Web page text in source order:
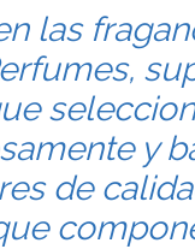
las
y
de